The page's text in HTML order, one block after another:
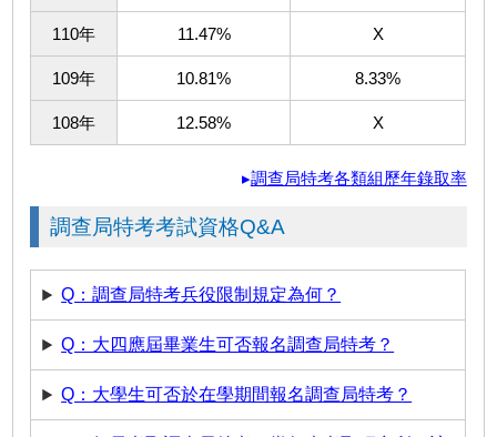
110年 11.47% X
109年 10.81% 8.33%
108年 12.58% X
▸調查局特考各類組歷年錄取率
調查局特考考試資格Q&A
Q：調查局特考兵役限制規定為何？
Q：大四應屆畢業生可否報名調查局特考？
Q：大學生可否於在學期間報名調查局特考？